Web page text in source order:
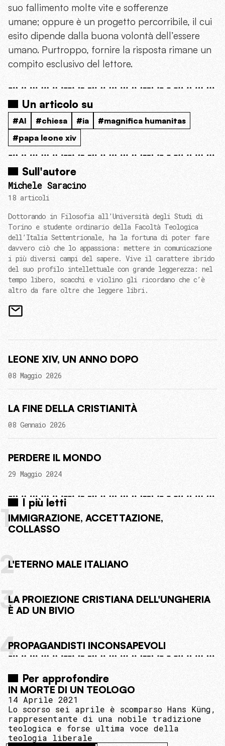
suo fallimento molte vite e sofferenze
umane; oppure è un progetto percorribile, il cui
esito dipende dalla buona volontà dell’essere
umano. Purtroppo, fornire la risposta rimane un
compito esclusivo del lettore.
Un articolo su
#AI #chiesa #ia
#magnifica humanitas
#papa leone xiv
Sull'autore
Michele Saracino
18 articoli
Dottorando in Filosofia all’Università degli Studi di
Torino e studente ordinario della Facoltà Teologica
dell’Italia Settentrionale, ha la fortuna di poter fare
davvero ciò che lo appassiona: mettere in comunicazione
i più diversi campi del sapere. Vive il carattere ibrido
del suo profilo intellettuale con grande leggerezza: nel
tempo libero, scacchi e violino gli ricordano che c’è
altro da fare oltre che leggere libri.
LEONE XIV, UN ANNO DOPO
08 Maggio 2026
LA FINE DELLA CRISTIANITÀ
08 Gennaio 2026
PERDERE IL MONDO
29 Maggio 2024
I più letti
1IMMIGRAZIONE, ACCETTAZIONE,
COLLASSO
2L'ETERNO MALE ITALIANO
3LA PROIEZIONE CRISTIANA DELL'UNGHERIA
È AD UN BIVIO
4PROPAGANDISTI INCONSAPEVOLI
Per approfondire
IN MORTE DI UN TEOLOGO
14 Aprile 2021
Lo scorso sei aprile è scomparso Hans Küng,
rappresentante di una nobile tradizione
teologica e forse ultima voce della
teologia liberale